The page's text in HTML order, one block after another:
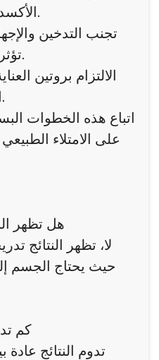
الأكسدة لتعزيز إنتاج الكولاجين.
تجنب التدخين
تؤثر سلبًا على جودة البشرة.
الالتزام بروتين
الجلد لتعزيز نتائج الحقن.
اتباع هذه الخطوات
على الامتلاء
1. هل تظهر
لا، تظهر النتائج
حيث يحتاج الجسم
2. كم